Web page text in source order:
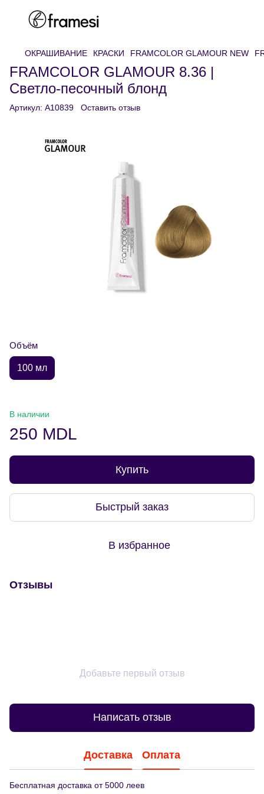
ОКРАШИВАНИЕ КРАСКИ FRAMCOLOR GLAMOUR NEW
FRAMCOLOR GLAMOUR 8.36 |
Светло-песочный блонд
Артикул: A10839 Оставить отзыв
Объём
100 мл
В наличии
250 MDL
Купить
Быстрый заказ
В избранное
Отзывы
Добавьте первый отзыв
Написать отзыв
Доставка Оплата
Бесплатная доставка от 5000 леев